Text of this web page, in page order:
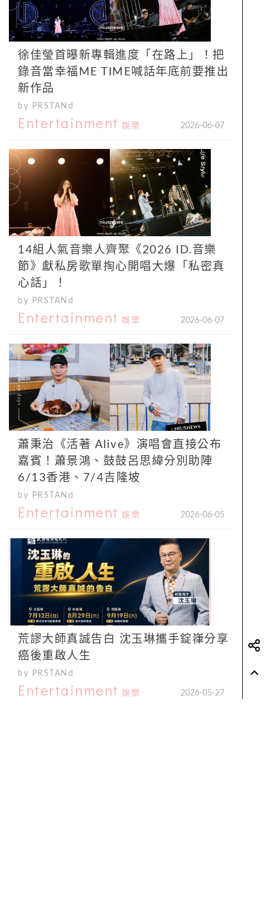
徐佳瑩首曝新專輯進度「在路上」！把
錄音當幸福ME TIME喊話年底前要推出
新作品
by PRSTANd
Entertainment 娛樂 2026-06-07
14組人氣音樂人齊聚《2026 ID.音樂
節》獻私房歌單掏心開唱大爆「私密真
心話」！
by PRSTANd
Entertainment 娛樂 2026-06-07
蕭秉治《活著 Alive》演唱會直接公布
嘉賓！蕭景鴻、鼓鼓呂思緯分別助陣
6/13香港、7/4吉隆坡
by PRSTANd
Entertainment 娛樂 2026-06-05
荒謬大師真誠告白 沈玉琳攜手錠嵂分享
癌後重啟人生
by PRSTANd
Entertainment 娛樂 2026-05-27